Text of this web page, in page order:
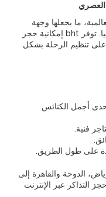
العصري
ما يجعلها وجهة
مفضلة للمسافرين من الخليج وشمال أفريقيا. توفر bht إمكانية حجز
على تنظيم الرحلة بشكل
أجمل الكنائس
فنية.
على طول الطريق.
الدوحة والقاهرة إلى
التذاكر عبر الإنترنت